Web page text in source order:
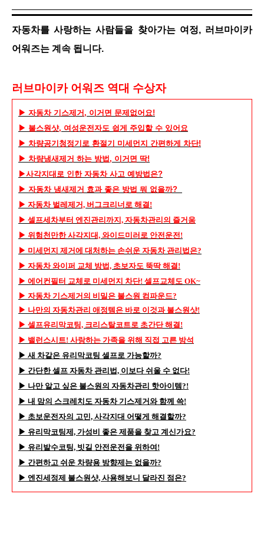
자동차를 사랑하는 사람들을 찾아가는 여정, 러브마이카
어워즈는 계속 됩니다.
러브마이카 어워즈 역대 수상자
▶ 자동차 기스제거, 이거면 문제없어요!
▶ 불스원샷, 여성운전자도 쉽게 주입할 수 있어요
▶ 차량공기청정기로 환절기 미세먼지 간편하게 차단!
▶ 차량냄새제거 하는 방법, 이거면 딱!
▶사각지대로 인한 자동차 사고 예방법은?
▶ 자동차 냄새제거 효과 좋은 방법 뭐 없을까?
▶ 자동차 벌레제거, 버그크리너로 해결!
▶ 셀프세차부터 엔진관리까지, 자동차관리의 즐거움
▶ 위험천만한 사각지대, 와이드미러로 안전운전!
▶ 미세먼지 제거에 대처하는 손쉬운 자동차 관리법은?
▶ 자동차 와이퍼 교체 방법, 초보자도 뚝딱 해결!
▶ 에어컨필터 교체로 미세먼지 차단! 셀프교체도 OK~
▶ 자동차 기스제거의 비밀은 불스원 컴파운드?
▶ 나만의 자동차관리 애정템은 바로 이것과 불스원샷!
▶ 셀프유리막코팅, 크리스탈코트로 초간단 해결!
▶ 밸런스시트! 사랑하는 가족을 위해 직접 고른 방석
▶ 새 차같은 유리막코팅 셀프로 가능할까?
▶ 간단한 셀프 자동차 관리법, 이보다 쉬울 수 없다!
▶ 나만 알고 싶은 불스원의 자동차관리 핫아이템?!
▶ 내 맘의 스크레치도 자동차 기스제거와 함께 쓱!
▶ 초보운전자의 고민, 사각지대 어떻게 해결할까?
▶ 유리막코팅제, 가성비 좋은 제품을 찾고 계신가요?
▶ 유리발수코팅, 빗길 안전운전을 위하여!
▶ 간편하고 쉬운 차량용 방향제는 없을까?
▶ 엔진세정제 불스원샷, 사용해보니 달라진 점은?